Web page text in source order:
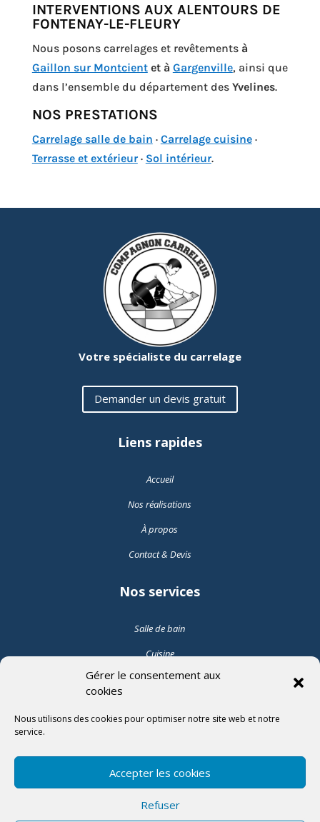
Gérer le consentement aux
cookies
Nous utilisons des cookies pour optimiser notre site web et notre
service.
Accepter les cookies
Refuser
INTERVENTIONS AUX ALENTOURS DE
FONTENAY-LE-FLEURY
Nous posons carrelages et revêtements à
Gaillon sur Montcient et à Gargenville, ainsi que
dans l’ensemble du département des Yvelines.
NOS PRESTATIONS
Carrelage salle de bain · Carrelage cuisine·
Terrasse et extérieur· Sol intérieur.
Votre spécialiste du carrelage
Demander un devis gratuit
Liens rapides
Accueil
Nos réalisations
À propos
Contact & Devis
Nos services
Salle de bain
Cuisine
Pose de carrelage intérieur

